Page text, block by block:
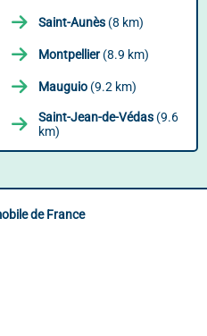
Saint-Aunès (8 km)
Montpellier(8.9 km)
Mauguio (9.2 km)
Saint-Jean-de-Védas (9.6
km)
de France